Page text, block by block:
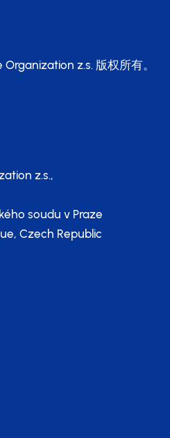
z.s. 版权所有。
z.s.,
soudu v Praze
Czech Republic